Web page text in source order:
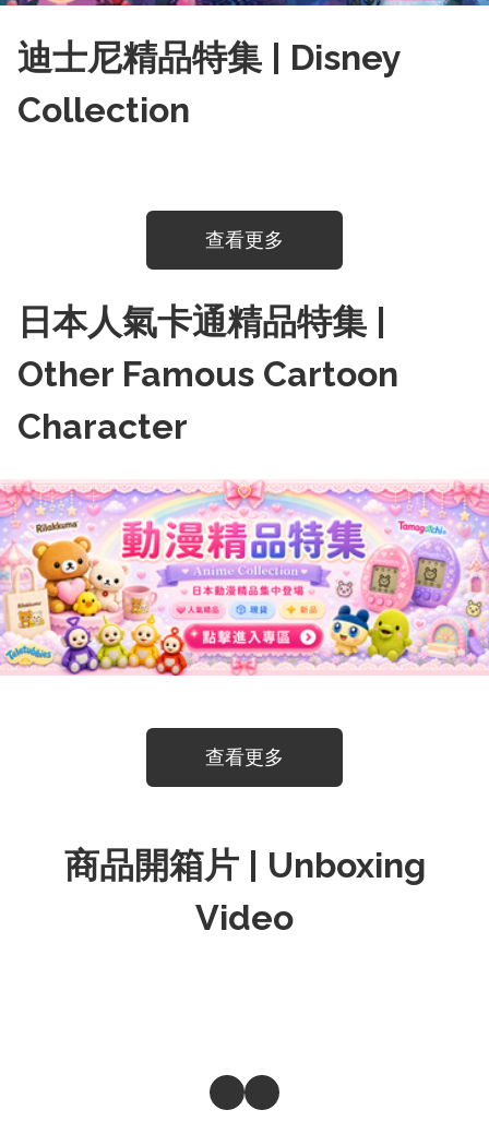
迪士尼精品特集 | Disney
Collection
查看更多
日本人氣卡通精品特集 |
Other Famous Cartoon
Character
查看更多
商品開箱片 | Unboxing
Video